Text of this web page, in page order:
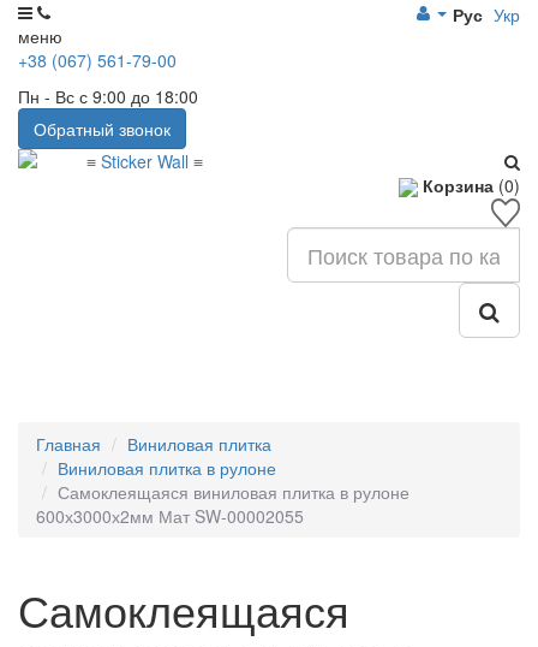
меню
Рус Укр
+38 (067) 561-79-00
Пн - Вс с 9:00 до 18:00
Обратный звонок
Корзина (0)
Главная
Виниловая плитка
Виниловая плитка в рулоне
Самоклеящаяся виниловая плитка в рулоне
600х3000х2мм Мат SW-00002055
Самоклеящаяся